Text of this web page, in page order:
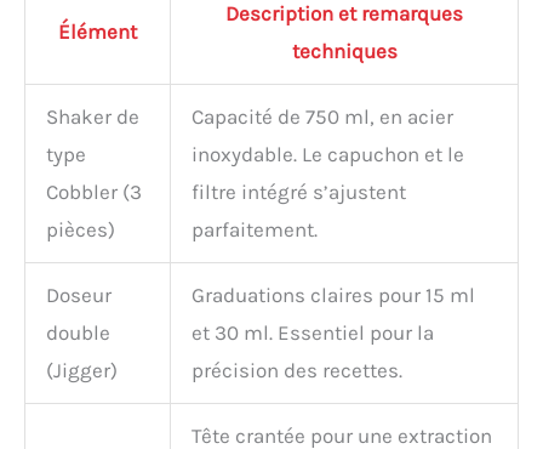
parfait pour un échange
de cadeaux éléphant
vacances de Noël. Que ce
soit pour les collègues, les
cadeau cool pour les
amateurs de bar, cet
expérience élégante et
inoubliable.
Élément
Description et remarques
techniques
Shaker de
type
Cobbler (3
pièces)
Capacité de 750 ml, en acier
inoxydable. Le capuchon et le
filtre intégré s’ajustent
parfaitement.
Doseur
double
(Jigger)
Graduations claires pour 15 ml
et 30 ml. Essentiel pour la
précision des recettes.
Tête crantée pour une extraction